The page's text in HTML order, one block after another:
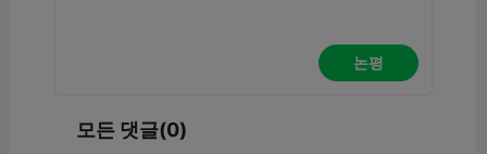
논평
모든 댓글(0)